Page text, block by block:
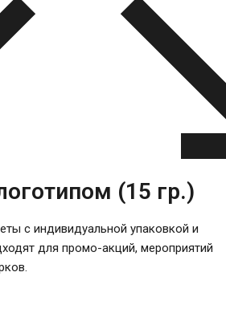
(15 гр.)
с индивидуальной упаковкой и
для промо-акций, мероприятий